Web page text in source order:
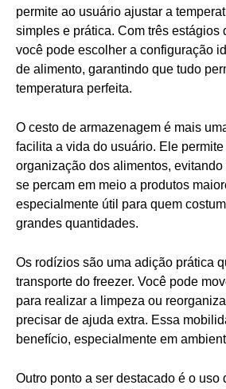
permite ao usuário ajustar a
simples e prática. Com três estágios
você pode escolher a configuração
de alimento, garantindo que tudo
temperatura perfeita.
O cesto de armazenagem é mais
facilita a vida do usuário. Ele
organização dos alimentos,
se percam em meio a produtos
especialmente útil para quem
grandes quantidades.
Os rodízios são uma adição prática
transporte do freezer. Você pode
para realizar a limpeza ou
precisar de ajuda extra. Essa
benefício, especialmente em
Outro ponto a ser destacado é o uso